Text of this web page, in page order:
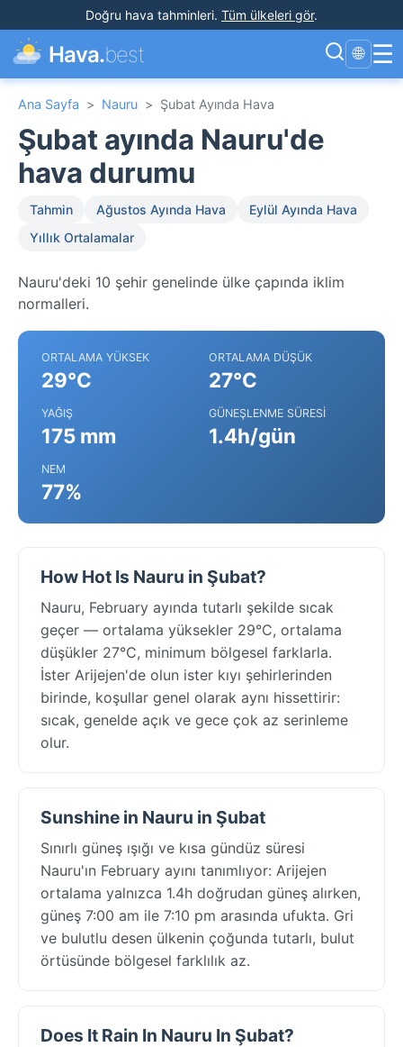
Doğru hava tahminleri. Tüm ülkeleri gör.
Hava.best 🌐 ☰
Ana Sayfa > Nauru > Şubat Ayında Hava
Şubat ayında Nauru'de
hava durumu
Tahmin Ağustos Ayında Hava
Eylül Ayında Hava
Yıllık Ortalamalar
Nauru'deki 10 şehir genelinde ülke çapında iklim
normalleri.
ORTALAMA YÜKSEK
29°C
ORTALAMA DÜŞÜK
27°C
YAĞIŞ
175 mm
GÜNEŞLENME SÜRESI
1.4h/gün
NEM
77%
How Hot Is Nauru in Şubat?
Nauru, February ayında tutarlı şekilde sıcak
geçer — ortalama yüksekler 29°C, ortalama
düşükler 27°C, minimum bölgesel farklarla.
İster Arijejen'de olun ister kıyı şehirlerinden
birinde, koşullar genel olarak aynı hissettirir:
sıcak, genelde açık ve gece çok az serinleme
olur.
Sunshine in Nauru in Şubat
Sınırlı güneş ışığı ve kısa gündüz süresi
Nauru'ın February ayını tanımlıyor: Arijejen
ortalama yalnızca 1.4h doğrudan güneş alırken,
güneş 7:00 am ile 7:10 pm arasında ufukta. Gri
ve bulutlu desen ülkenin çoğunda tutarlı, bulut
örtüsünde bölgesel farklılık az.
Does It Rain In Nauru In Şubat?